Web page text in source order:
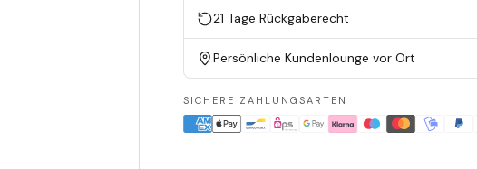
21 Tage Rückgaberecht
Persönliche Kundenlounge vor Ort
SICHERE ZAHLUNGSARTEN